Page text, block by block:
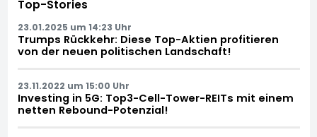
Top-Stories
23.01.2025 um 14:23 Uhr
Trumps Rückkehr: Diese Top-Aktien profitieren
von der neuen politischen Landschaft!
23.11.2022 um 15:00 Uhr
Investing in 5G: Top3-Cell-Tower-REITs mit einem
netten Rebound-Potenzial!